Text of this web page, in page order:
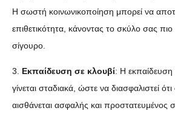
Η σωστή κοινωνικοποίηση μπορεί να
επιθετικότητα, κάνοντας το σκύλο σας
σίγουρο.
3. Εκπαίδευση σε κλουβί: Η εκπαίδευση
γίνεται σταδιακά, ώστε να διασφαλιστεί
αισθάνεται ασφαλής και προστατευμένος